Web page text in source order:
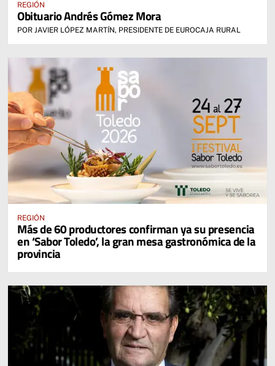
REGIÓN
Obituario Andrés Gómez Mora
POR JAVIER LÓPEZ MARTÍN, PRESIDENTE DE EUROCAJA RURAL
REGIÓN
Más de 60 productores confirman ya su presencia
en ‘Sabor Toledo’, la gran mesa gastronómica de la
provincia